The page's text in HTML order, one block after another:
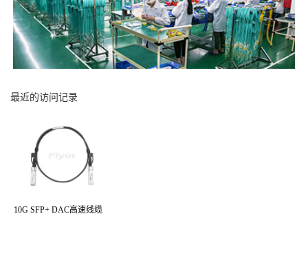
最近的访问记录
10G SFP+ DAC高速线缆